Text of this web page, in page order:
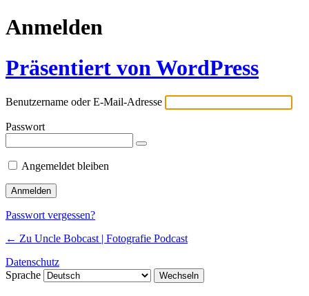
Anmelden
Präsentiert von WordPress
Benutzername oder E-Mail-Adresse
Passwort
Angemeldet bleiben
Passwort vergessen?
← Zu Uncle Bobcast | Fotografie Podcast
Datenschutz
Sprache